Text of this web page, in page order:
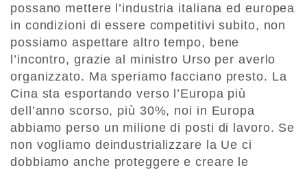
possano mettere l’industria italiana ed europea
in condizioni di essere competitivi subito, non
possiamo aspettare altro tempo, bene
l’incontro, grazie al ministro Urso per averlo
organizzato. Ma speriamo facciano presto. La
Cina sta esportando verso l’Europa più
dell’anno scorso, più 30%, noi in Europa
abbiamo perso un milione di posti di lavoro. Se
non vogliamo deindustrializzare la Ue ci
dobbiamo anche proteggere e creare le